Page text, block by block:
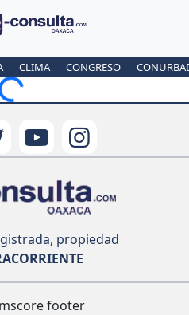
CLIMA CONGRESO
propiedad